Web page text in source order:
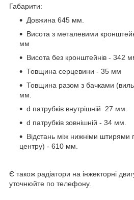
Габарити:
Довжина 645 мм.
Висота з металевими
мм
Висота без кронштейнів - 342
Товщина серцевини - 35 мм
Товщина разом з бачками
мм.
d патрубків внутрішній 27 мм.
d патрубків зовнішній - 34 мм.
Відстань між нижніми
центру) - 610 мм.
Є також радіатори на інжекторні
уточнюйте по телефону.